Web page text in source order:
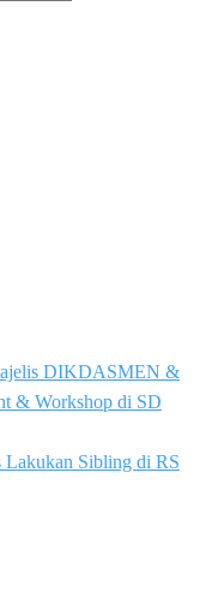
DIKDASMEN &
& Workshop di SD
Lakukan Sibling di RS